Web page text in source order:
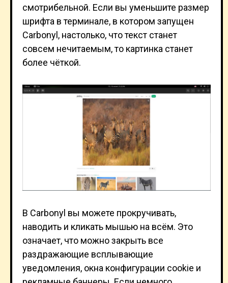
смотрибельной. Если вы уменьшите размер
шрифта в терминале, в котором запущен
Carbonyl, настолько, что текст станет
совсем нечитаемым, то картинка станет
более чёткой.
В Carbonyl вы можете прокручивать,
наводить и кликать мышью на всём. Это
означает, что можно закрыть все
раздражающие всплывающие
уведомления, окна конфигурации cookie и